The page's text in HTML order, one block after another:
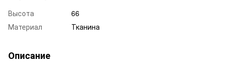
Высота
66
Материал
Тканина
Описание